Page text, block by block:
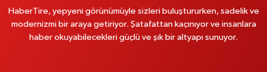
HaberTire, yepyeni görünümüyle sizleri buluştururken, sadelik ve
modernizmi bir araya getiriyor. Şatafattan kaçınıyor ve insanlara
haber okuyabilecekleri güçlü ve şık bir altyapı sunuyor.